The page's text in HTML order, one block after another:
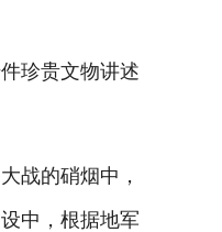
珍贵文物讲述
战的硝烟中，
中，根据地军